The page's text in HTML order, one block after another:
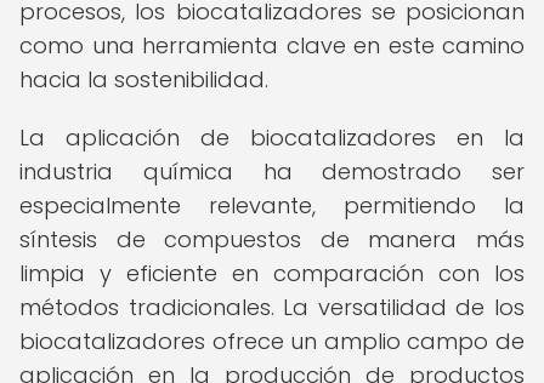
procesos, los biocatalizadores se posicionan
como una herramienta clave en este camino
hacia la sostenibilidad.
La aplicación de biocatalizadores en la
industria química ha demostrado ser
especialmente relevante, permitiendo la
síntesis de compuestos de manera más
limpia y eficiente en comparación con los
métodos tradicionales. La versatilidad de los
biocatalizadores ofrece un amplio campo de
aplicación en la producción de productos